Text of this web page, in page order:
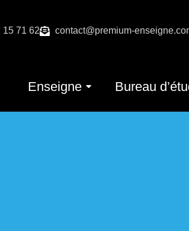
15 71 62 contact@premium-
Enseigne Bureau